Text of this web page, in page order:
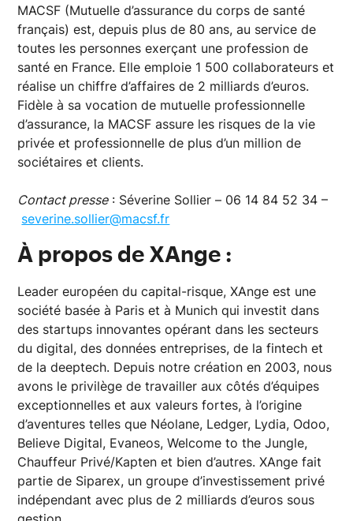
MACSF (Mutuelle d’assurance du corps de santé
français) est, depuis plus de 80 ans, au service de
toutes les personnes exerçant une profession de
santé en France. Elle emploie 1 500 collaborateurs et
réalise un chiffre d’affaires de 2 milliards d’euros.
Fidèle à sa vocation de mutuelle professionnelle
d’assurance, la MACSF assure les risques de la vie
privée et professionnelle de plus d’un million de
sociétaires et clients.
Contact presse: Séverine Sollier – 06 14 84 52 34 –
severine.sollier@macsf.fr
À propos de XAnge :
Leader européen du capital-risque, XAnge est une
société basée à Paris et à Munich qui investit dans
des startups innovantes opérant dans les secteurs
du digital, des données entreprises, de la fintech et
de la deeptech. Depuis notre création en 2003, nous
avons le privilège de travailler aux côtés d’équipes
exceptionnelles et aux valeurs fortes, à l’origine
d’aventures telles que Néolane, Ledger, Lydia, Odoo,
Believe Digital, Evaneos, Welcome to the Jungle,
Chauffeur Privé/Kapten et bien d’autres. XAnge fait
partie de Siparex, un groupe d’investissement privé
indépendant avec plus de 2 milliards d’euros sous